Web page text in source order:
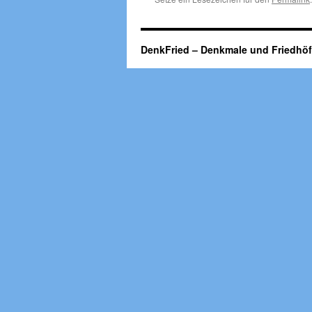
DenkFried – Denkmale und